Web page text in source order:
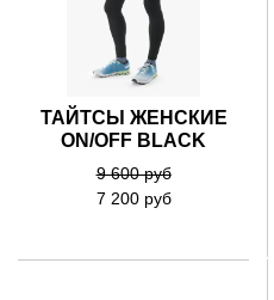
ТАЙТСЫ ЖЕНСКИЕ
ON/OFF BLACK
9 600 руб
7 200 руб